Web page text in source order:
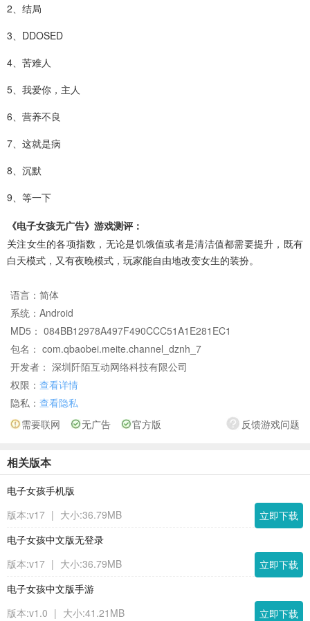
2、结局
3、DDOSED
4、苦难人
5、我爱你，主人
6、营养不良
7、这就是病
8、沉默
9、等一下
《电子女孩无广告》游戏测评：
关注女生的各项指数，无论是饥饿值或者是清洁值都需要提升，既有
白天模式，又有夜晚模式，玩家能自由地改变女生的装扮。
语言： 简体
系统： Android
MD5： 084BB12978A497F490CCC51A1E281EC1
包名： com.qbaobei.meite.channel_dznh_7
开发者： 深圳阡陌互动网络科技有限公司
权限： 查看详情
隐私： 查看隐私
反馈游戏问题
需要联网 无广告 官方版
相关版本
电子女孩手机版
版本:v17 | 大小:36.79MB
立即下载
电子女孩中文版无登录
版本:v17 | 大小:36.79MB
立即下载
电子女孩中文版手游
版本:v1.0 | 大小:41.21MB 立即下载